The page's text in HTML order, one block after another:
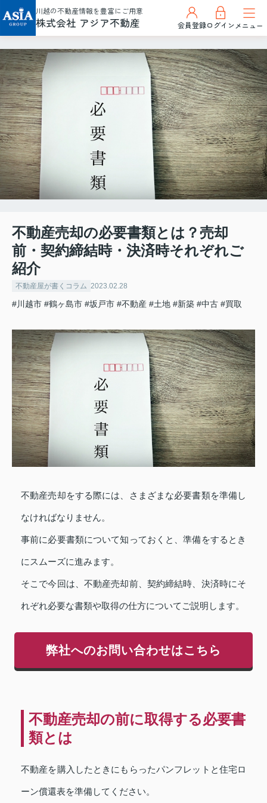
川越の不動産情報を豊富にご用意
株式会社 アジア不動産 会員登録ログインメニュー
不動産売却の必要書類とは？売却
前・契約締結時・決済時それぞれご
紹介
不動産屋が書くコラム 2023.02.28
#川越市 #鶴ヶ島市 #坂戸市 #不動産 #土地 #新築 #中古 #買取
不動産売却をする際には、さまざまな必要書類を準備し
なければなりません。
事前に必要書類について知っておくと、準備をするとき
にスムーズに進みます。
そこで今回は、不動産売却前、契約締結時、決済時にそ
れぞれ必要な書類や取得の仕方についてご説明します。
弊社へのお問い合わせはこちら
不動産売却の前に取得する必要書
類とは
不動産を購入したときにもらったパンフレットと住宅ロ
ーン償還表を準備してください。